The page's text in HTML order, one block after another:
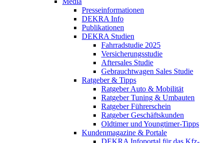
Presseinformationen
DEKRA Info
Publikationen
DEKRA Studien
Fahrradstudie 2025
Versicherungsstudie
Aftersales Studie
Gebrauchtwagen Sales Studie
Ratgeber & Tipps
Ratgeber Auto & Mobilität
Ratgeber Tuning & Umbauten
Ratgeber Führerschein
Ratgeber Geschäftskunden
Oldtimer und Youngtimer-Tipps
Kundenmagazine & Portale
DEKRA Infoportal für das Kfz-